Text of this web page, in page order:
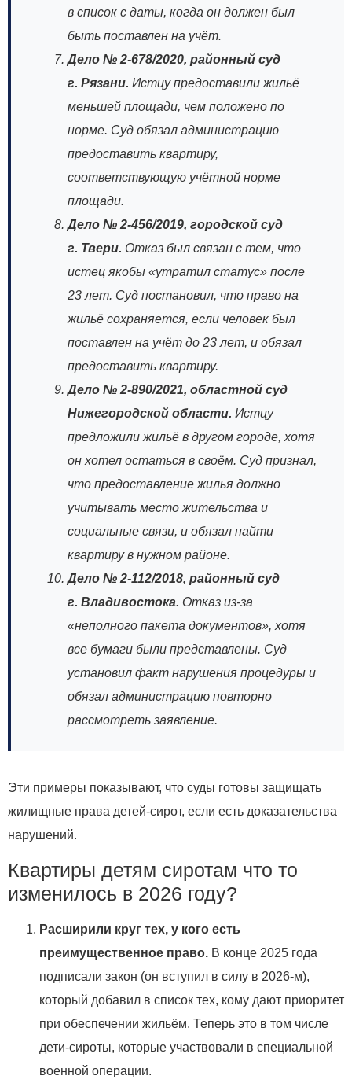
в список с даты, когда он должен был
быть поставлен на учёт.
Дело № 2‑678/2020, районный суд
г. Рязани. Истцу предоставили жильё
меньшей площади, чем положено по
норме. Суд обязал администрацию
предоставить квартиру,
соответствующую учётной норме
площади.
Дело № 2‑456/2019, городской суд
г. Твери. Отказ был связан с тем, что
истец якобы «утратил статус» после
23 лет. Суд постановил, что право на
жильё сохраняется, если человек был
поставлен на учёт до 23 лет, и обязал
предоставить квартиру.
Дело № 2‑890/2021, областной суд
Нижегородской области. Истцу
предложили жильё в другом городе, хотя
он хотел остаться в своём. Суд признал,
что предоставление жилья должно
учитывать место жительства и
социальные связи, и обязал найти
квартиру в нужном районе.
Дело № 2‑112/2018, районный суд
г. Владивостока. Отказ из‑за
«неполного пакета документов», хотя
все бумаги были представлены. Суд
установил факт нарушения процедуры и
обязал администрацию повторно
рассмотреть заявление.
Эти примеры показывают, что суды готовы защищать
жилищные права детей‑сирот, если есть доказательства
нарушений.
Квартиры детям сиротам что то
изменилось в 2026 году?
Расширили круг тех, у кого есть
преимущественное право. В конце 2025 года
подписали закон (он вступил в силу в 2026-м),
который добавил в список тех, кому дают приоритет
при обеспечении жильём. Теперь это в том числе
дети-сироты, которые участвовали в специальной
военной операции.